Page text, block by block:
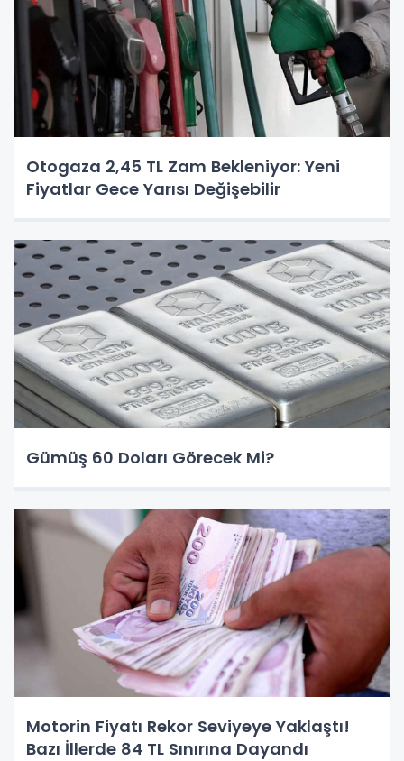
Otogaza 2,45 TL Zam Bekleniyor: Yeni
Fiyatlar Gece Yarısı Değişebilir
Gümüş 60 Doları Görecek Mi?
Motorin Fiyatı Rekor Seviyeye Yaklaştı!
Bazı İllerde 84 TL Sınırına Dayandı